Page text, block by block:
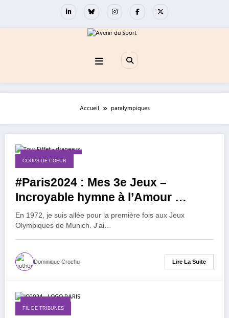
Accueil paralympiques
14 septembre 2024
COUPS DE COEUR
#Paris2024 : Mes 3e Jeux –
Incroyable hymne à l’Amour …
En 1972, je suis allée pour la première fois aux Jeux
Olympiques de Munich. J'ai…
Dominique Crochu Lire La Suite
FIL DE TRIBUNES